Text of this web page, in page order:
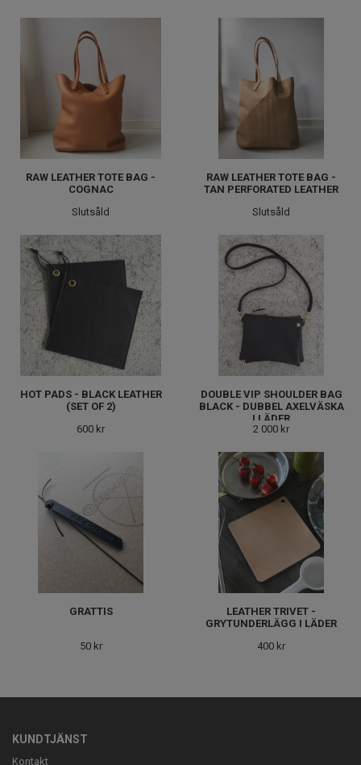
RAW LEATHER TOTE BAG -
COGNAC
Slutsåld
RAW LEATHER TOTE BAG -
TAN PERFORATED LEATHER
Slutsåld
HOT PADS - BLACK LEATHER
(SET OF 2)
600 kr
DOUBLE VIP SHOULDER BAG
BLACK - DUBBEL AXELVÄSKA
I LÄDER
2 000 kr
GRATTIS
50 kr
LEATHER TRIVET -
GRYTUNDERLÄGG I LÄDER
400 kr
KUNDTJÄNST
Kontakt